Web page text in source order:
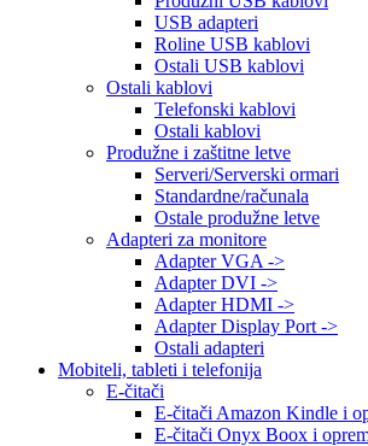
USB adapteri
Roline USB kablovi
Ostali USB kablovi
Ostali kablovi
Telefonski kablovi
Ostali kablovi
Produžne i zaštitne letve
Serveri/Serverski ormari
Standardne/računala
Ostale produžne letve
Adapteri za monitore
Adapter VGA ->
Adapter DVI ->
Adapter HDMI ->
Adapter Display Port ->
Ostali adapteri
Mobiteli, tableti i telefonija
E-čitači
E-čitači Amazon Kindle i
E-čitači Onyx Boox i